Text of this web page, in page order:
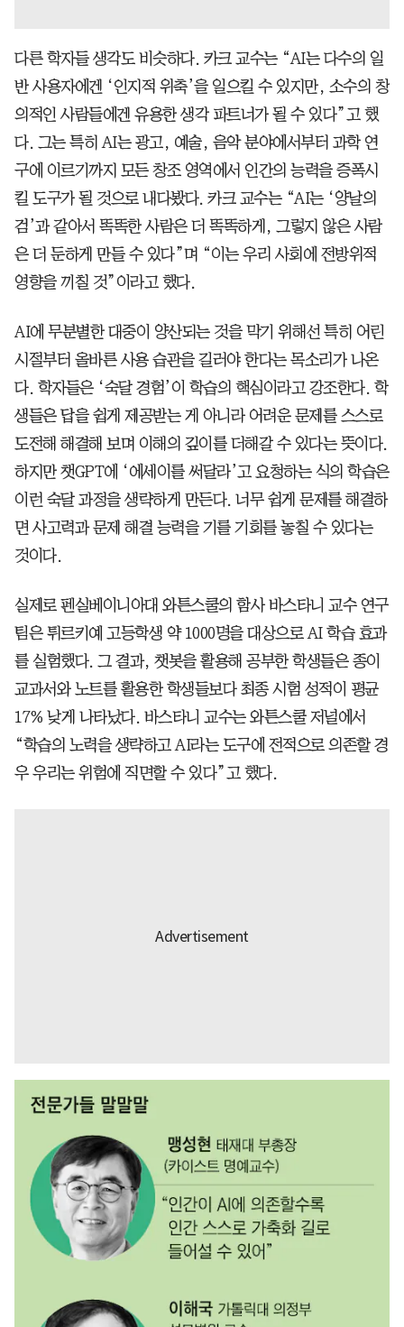
다른 학자들 생각도 비슷하다. 카크 교수는 “AI는 다수의 일
반 사용자에겐 ‘인지적 위축’을 일으킬 수 있지만, 소수의 창
의적인 사람들에겐 유용한 생각 파트너가 될 수 있다”고 했
다. 그는 특히 AI는 광고, 예술, 음악 분야에서부터 과학 연
구에 이르기까지 모든 창조 영역에서 인간의 능력을 증폭시
킬 도구가 될 것으로 내다봤다. 카크 교수는 “AI는 ‘양날의
검’과 같아서 똑똑한 사람은 더 똑똑하게, 그렇지 않은 사람
은 더 둔하게 만들 수 있다”며 “이는 우리 사회에 전방위적
영향을 끼칠 것”이라고 했다.
AI에 무분별한 대중이 양산되는 것을 막기 위해선 특히 어린
시절부터 올바른 사용 습관을 길러야 한다는 목소리가 나온
다. 학자들은 ‘숙달 경험’이 학습의 핵심이라고 강조한다. 학
생들은 답을 쉽게 제공받는 게 아니라 어려운 문제를 스스로
도전해 해결해 보며 이해의 깊이를 더해갈 수 있다는 뜻이다.
하지만 챗GPT에 ‘에세이를 써달라’고 요청하는 식의 학습은
이런 숙달 과정을 생략하게 만든다. 너무 쉽게 문제를 해결하
면 사고력과 문제 해결 능력을 기를 기회를 놓칠 수 있다는
것이다.
실제로 펜실베이니아대 와튼스쿨의 함사 바스타니 교수 연구
팀은 튀르키예 고등학생 약 1000명을 대상으로 AI 학습 효과
를 실험했다. 그 결과, 챗봇을 활용해 공부한 학생들은 종이
교과서와 노트를 활용한 학생들보다 최종 시험 성적이 평균
17% 낮게 나타났다. 바스타니 교수는 와튼스쿨 저널에서
“학습의 노력을 생략하고 AI라는 도구에 전적으로 의존할 경
우 우리는 위험에 직면할 수 있다”고 했다.